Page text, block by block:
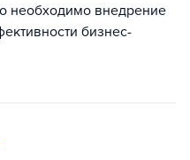
необходимо внедрение
бизнес-